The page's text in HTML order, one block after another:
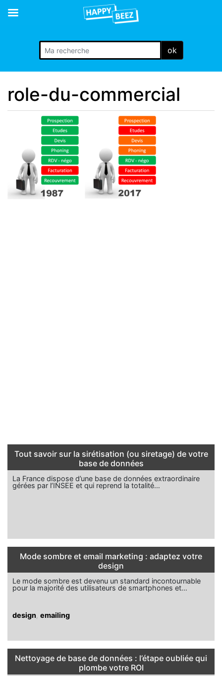
ok
role-du-commercial
Tout savoir sur la sirétisation (ou siretage) de votre
base de données
La France dispose d’une base de données extraordinaire
gérées par l’INSEE et qui reprend la totalité…
Mode sombre et email marketing : adaptez votre
design
Le mode sombre est devenu un standard incontournable
pour la majorité des utilisateurs de smartphones et…
design emailing
Nettoyage de base de données : l’étape oubliée qui
plombe votre ROI